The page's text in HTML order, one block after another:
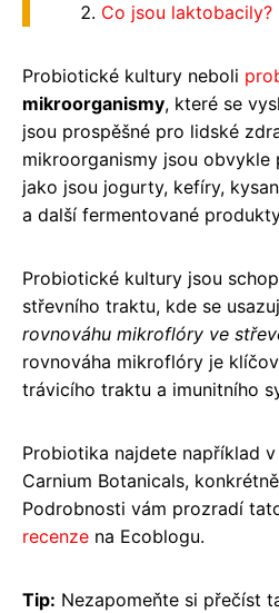
Co jsou laktobacily?
Probiotické kultury neboli
mikroorganismy, které se
jsou prospěšné pro lidské
mikroorganismy jsou
jako jsou jogurty, kefíry,
a další fermentované
Probiotické kultury jsou
střevního traktu, kde se
rovnováhu mikroflóry ve
rovnováha mikroflóry je
trávicího traktu a imunitního
Probiotika najdete například
Carnium Botanicals,
Podrobnosti vám prozradí
recenze na Ecoblogu.
Tip: Nezapomeňte si přečíst